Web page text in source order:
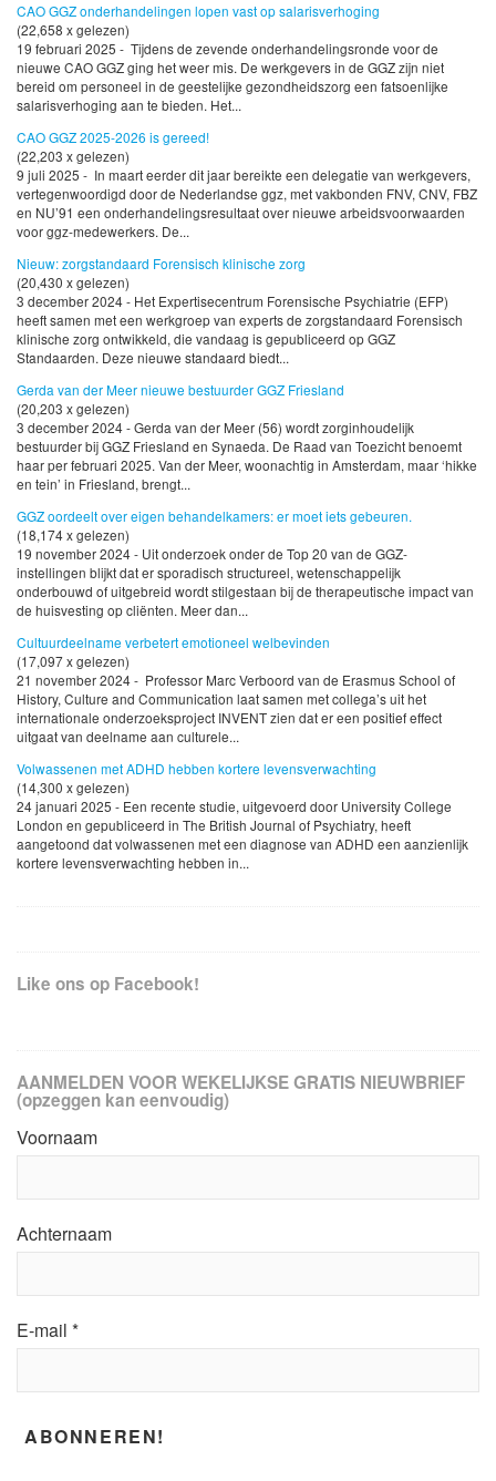
CAO GGZ onderhandelingen lopen vast op salarisverhoging
(22,658 x gelezen)
19 februari 2025 - Tijdens de zevende onderhandelingsronde voor de
nieuwe CAO GGZ ging het weer mis. De werkgevers in de GGZ zijn niet
bereid om personeel in de geestelijke gezondheidszorg een fatsoenlijke
salarisverhoging aan te bieden. Het...
CAO GGZ 2025-2026 is gereed!
(22,203 x gelezen)
9 juli 2025 - In maart eerder dit jaar bereikte een delegatie van werkgevers,
vertegenwoordigd door de Nederlandse ggz, met vakbonden FNV, CNV, FBZ
en NU’91 een onderhandelingsresultaat over nieuwe arbeidsvoorwaarden
voor ggz-medewerkers. De...
Nieuw: zorgstandaard Forensisch klinische zorg
(20,430 x gelezen)
3 december 2024 - Het Expertisecentrum Forensische Psychiatrie (EFP)
heeft samen met een werkgroep van experts de zorgstandaard Forensisch
klinische zorg ontwikkeld, die vandaag is gepubliceerd op GGZ
Standaarden. Deze nieuwe standaard biedt...
Gerda van der Meer nieuwe bestuurder GGZ Friesland
(20,203 x gelezen)
3 december 2024 - Gerda van der Meer (56) wordt zorginhoudelijk
bestuurder bij GGZ Friesland en Synaeda. De Raad van Toezicht benoemt
haar per februari 2025. Van der Meer, woonachtig in Amsterdam, maar ‘hikke
en tein’ in Friesland, brengt...
GGZ oordeelt over eigen behandelkamers: er moet iets gebeuren.
(18,174 x gelezen)
19 november 2024 - Uit onderzoek onder de Top 20 van de GGZ-
instellingen blijkt dat er sporadisch structureel, wetenschappelijk
onderbouwd of uitgebreid wordt stilgestaan bij de therapeutische impact van
de huisvesting op cliënten. Meer dan...
Cultuurdeelname verbetert emotioneel welbevinden
(17,097 x gelezen)
21 november 2024 - Professor Marc Verboord van de Erasmus School of
History, Culture and Communication laat samen met collega’s uit het
internationale onderzoeksproject INVENT zien dat er een positief effect
uitgaat van deelname aan culturele...
Volwassenen met ADHD hebben kortere levensverwachting
(14,300 x gelezen)
24 januari 2025 - Een recente studie, uitgevoerd door University College
London en gepubliceerd in The British Journal of Psychiatry, heeft
aangetoond dat volwassenen met een diagnose van ADHD een aanzienlijk
kortere levensverwachting hebben in...
Like ons op Facebook!
AANMELDEN VOOR WEKELIJKSE GRATIS NIEUWBRIEF
(opzeggen kan eenvoudig)
Voornaam
Achternaam
E-mail *